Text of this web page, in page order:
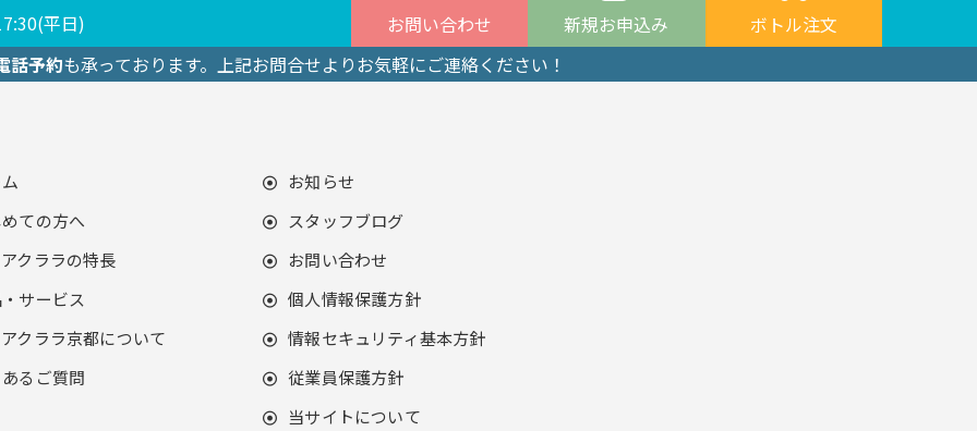
平日) お問い合わせ 新規お申込み
ボトル注文
話予約も承っております。上記お問合せよりお気軽にご連絡ください！
ての方へ
クララの特長
サービス
クララ京都について
るご質問
お知らせ
スタッフブログ
お問い合わせ
個人情報保護方針
情報セキュリティ基本方針
従業員保護方針
当サイトについて